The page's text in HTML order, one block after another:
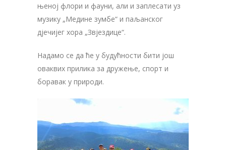
њеној флори и фауни, али и заплесати уз
музику „Медине зумбе“ и паљанског
дјечијег хора „Звјездице“.
Надамо се да ће у будућности бити још
оваквих прилика за дружење, спорт и
боравак у природи.